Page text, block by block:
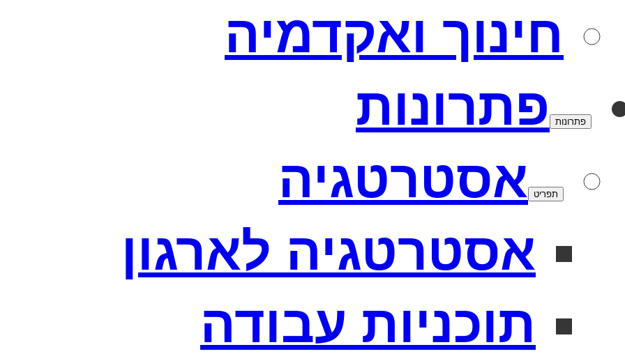
חינוך ואקדמיה
פתרונות פתרונות
תפריט
אסטרטגיה
אסטרטגיה לארגון
תוכניות עבודה